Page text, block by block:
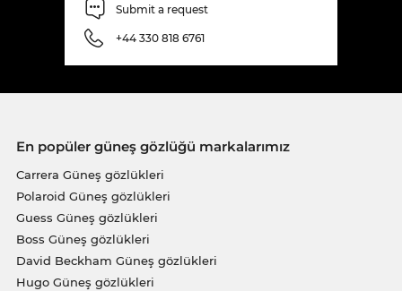
Submit a request
+44 330 818 6761
En popüler güneş gözlüğü markalarımız
Carrera Güneş gözlükleri
Polaroid Güneş gözlükleri
Guess Güneş gözlükleri
Boss Güneş gözlükleri
David Beckham Güneş gözlükleri
Hugo Güneş gözlükleri